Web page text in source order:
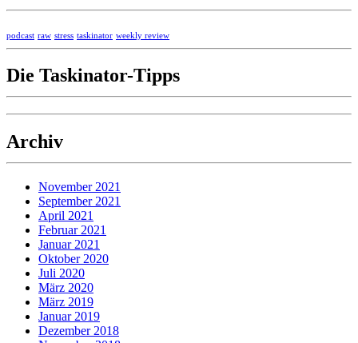
podcast raw stress taskinator weekly review
Die Taskinator-Tipps
Archiv
November 2021
September 2021
April 2021
Februar 2021
Januar 2021
Oktober 2020
Juli 2020
März 2020
März 2019
Januar 2019
Dezember 2018